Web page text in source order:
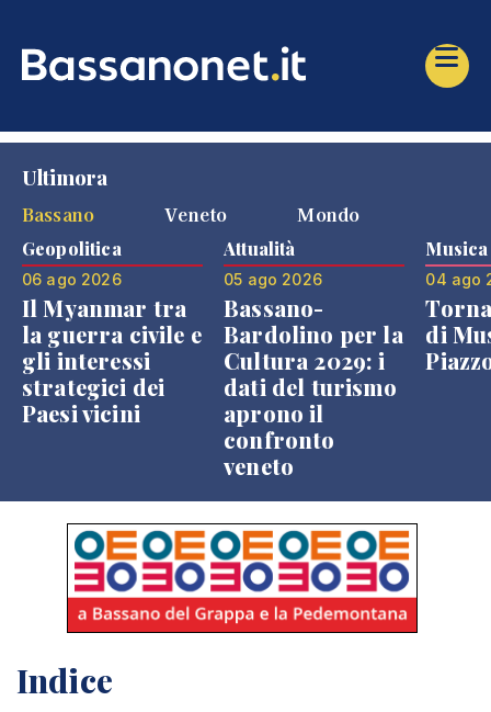
Ultimora
Bassano
Veneto Mondo
Geopolitica
06 ago 2026
Il Myanmar tra
la guerra civile e
gli interessi
strategici dei
Paesi vicini
Attualità
05 ago 2026
Bassano-
Bardolino per la
Cultura 2029: i
dati del turismo
aprono il
confronto
veneto
Musica
04 ago
di
Indice